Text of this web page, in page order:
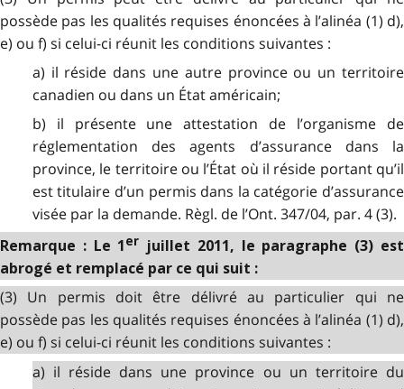
possède pas les qualités requises énoncées à l’alinéa (1) d),
e) ou f) si celui-ci réunit les conditions suivantes :
a) il réside dans une autre province ou un territoire
canadien ou dans un État américain;
b) il présente une attestation de l’organisme de
réglementation des agents d’assurance dans la
province, le territoire ou l’État où il réside portant qu’il
est titulaire d’un permis dans la catégorie d’assurance
visée par la demande. Règl. de l’Ont. 347/04, par. 4 (3).
Remarque : Le 1 er
juillet 2011, le paragraphe (3) est
abrogé et remplacé par ce qui suit :
(3) Un permis doit être délivré au particulier qui ne
possède pas les qualités requises énoncées à l’alinéa (1) d),
e) ou f) si celui-ci réunit les conditions suivantes :
a) il réside dans une province ou un territoire du